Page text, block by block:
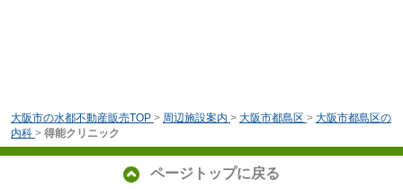
大阪市の水都不動産販売TOP > 周辺施設案内 > 大阪市都島区 > 大阪市都島区の
内科 > 得能クリニック
ページトップに戻る